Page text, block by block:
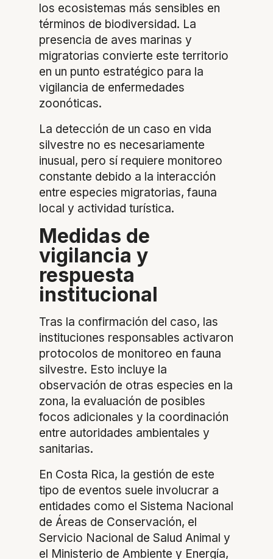
los ecosistemas más sensibles en
términos de biodiversidad. La
presencia de aves marinas y
migratorias convierte este territorio
en un punto estratégico para la
vigilancia de enfermedades
zoonóticas.
La detección de un caso en vida
silvestre no es necesariamente
inusual, pero sí requiere monitoreo
constante debido a la interacción
entre especies migratorias, fauna
local y actividad turística.
Medidas de
vigilancia y
respuesta
institucional
Tras la confirmación del caso, las
instituciones responsables activaron
protocolos de monitoreo en fauna
silvestre. Esto incluye la
observación de otras especies en la
zona, la evaluación de posibles
focos adicionales y la coordinación
entre autoridades ambientales y
sanitarias.
En Costa Rica, la gestión de este
tipo de eventos suele involucrar a
entidades como el Sistema Nacional
de Áreas de Conservación, el
Servicio Nacional de Salud Animal y
el Ministerio de Ambiente y Energía,